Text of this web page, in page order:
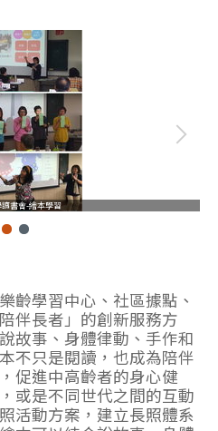
書會-繪本學習
齡學習中心、社區據點、
伴長者」的創新服務方
故事、身體律動、手作和
不只是閱讀，也成為陪伴
促進中高齡者的身心健
或是不同世代之間的互動
活動方案，建立長照體系